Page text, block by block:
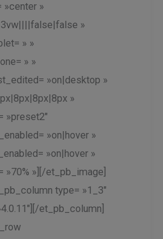
»center »
»
» »
» »
»on|desktop »
»
»preset2″
»on|hover »
»on|hover »
»70% »][/et_pb_image]
type= »1_3″
et_pb_column]